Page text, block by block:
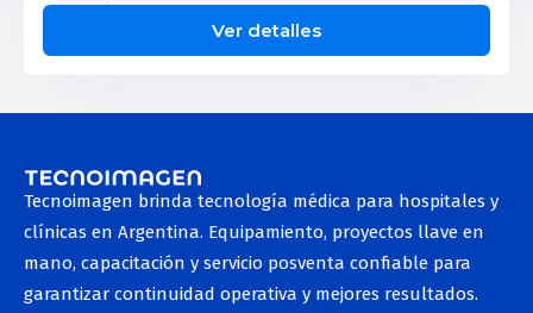
Ver detalles
Tecnoimagen brinda tecnología médica para hospitales y
clínicas en Argentina. Equipamiento, proyectos llave en
mano, capacitación y servicio posventa confiable para
garantizar continuidad operativa y mejores resultados.